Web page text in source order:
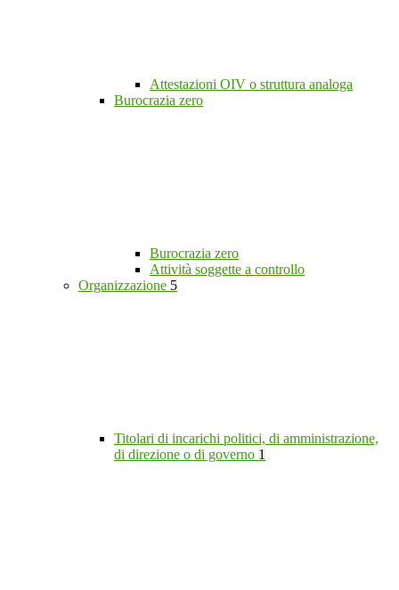
Attestazioni OIV o struttura analoga
Burocrazia zero
Burocrazia zero
Attività soggette a controllo
Organizzazione 5
Titolari di incarichi politici, di amministrazione,
di direzione o di governo 1